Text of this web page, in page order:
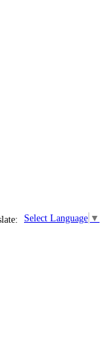
Select Language ▼